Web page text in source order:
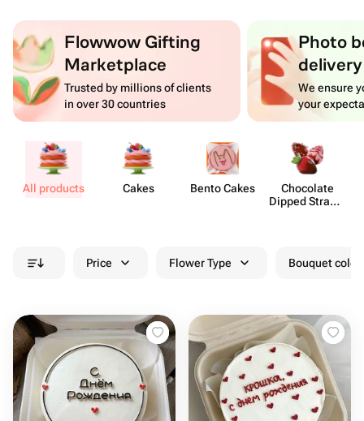
Flowwow Gifting
Marketplace
Trusted by millions of clients
in over 30 countries
Photo
delivery
We ensure
your
All products Cakes Bento Cakes
Chocolate
Dipped Strawb​
Price Flower Type Bouquet